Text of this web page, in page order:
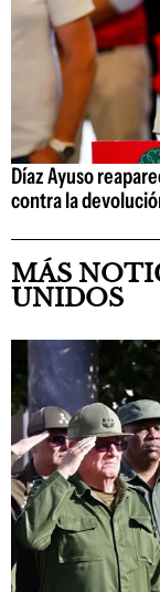
Díaz Ayuso
contra la
MÁS
UNIDOS